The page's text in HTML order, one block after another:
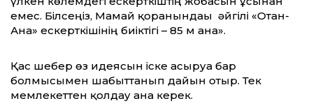
емес. Білсеңіз, Мамай қорғанындағы әйгілі «Отан-
Ана» ескерткішінің биіктігі – 85 м ғана».
Қас шебер өз идеясын іске асыруға бар
болмысымен шабыттанып дайын отыр. Тек
мемлекеттен қолдау ғана керек.